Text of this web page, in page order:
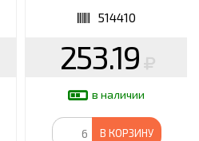
514410
253.19
в наличии
В КОРЗИНУ